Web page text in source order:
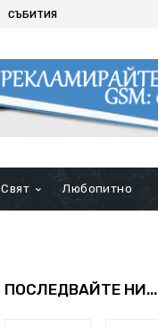
СЪБИТИЯ
Свят Любопитно
ПОСЛЕДВАЙТЕ НИ...